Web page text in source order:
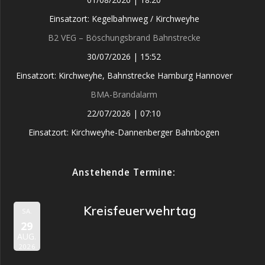
Einsatzort: Kegelbahnweg / Kirchweyhe
B2 VEG – Böschungsbrand Bahnstrecke
30/07/2026 | 15:52
Einsatzort: Kirchweyhe, Bahnstrecke Hamburg Hannover
BMA-Brandalarm
22/07/2026 | 07:10
Einsatzort: Kirchweyhe-Dannenberger Bahnbogen
Anstehende Termine:
SA.
29
AUG.
2026
Kreisfeuerwehrtag